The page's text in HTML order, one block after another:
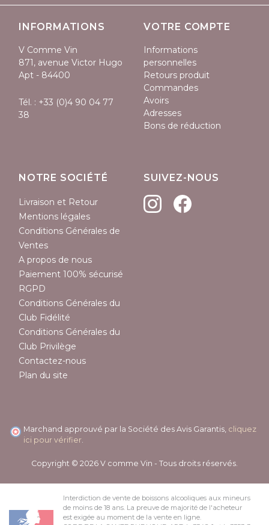
INFORMATIONS
V Comme Vin
871, avenue Victor Hugo
Apt - 84400
Tél. : +33 (0)4 90 04 77
38
VOTRE COMPTE
Informations
personnelles
Retours produit
Commandes
Avoirs
Adresses
Bons de réduction
NOTRE SOCIÉTÉ
Livraison et Retour
Mentions légales
Conditions Générales de
Ventes
A propos de nous
Paiement 100% sécurisé
RGPD
Conditions Générales du
Club Fidélité
Conditions Générales du
Club Privilège
Contactez-nous
Plan du site
SUIVEZ-NOUS
Marchand approuvé par la Société des Avis Garantis, cliquez
ici pour vérifier.
Copyright © 2026 V comme Vin - Tous droits réservés.
Interdiction de vente de boissons alcooliques aux mineurs
de moins de 18 ans. La preuve de majorité de l'acheteur
est exigée au moment de la vente en ligne.